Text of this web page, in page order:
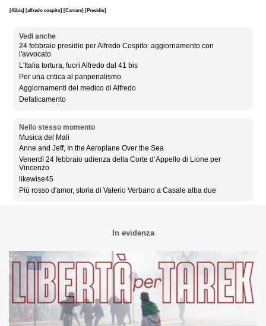
[41bis] [alfredo cospito] [Carcere] [Presidio]
Vedi anche
24 febbraio presidio per Alfredo Cospito: aggiornamento con
l'avvocato
L'Italia tortura, fuori Alfredo dal 41 bis
Per una critica al panpenalismo
Aggiornamenti del medico di Alfredo
Defaticamento
Nello stesso momento
Musica del Mali
Anne and Jeff, In the Aeroplane Over the Sea
Venerdì 24 febbraio udienza della Corte d’Appello di Lione per
Vincenzo
likewise45
Più rosso d'amor, storia di Valerio Verbano a Casale alba due
In evidenza